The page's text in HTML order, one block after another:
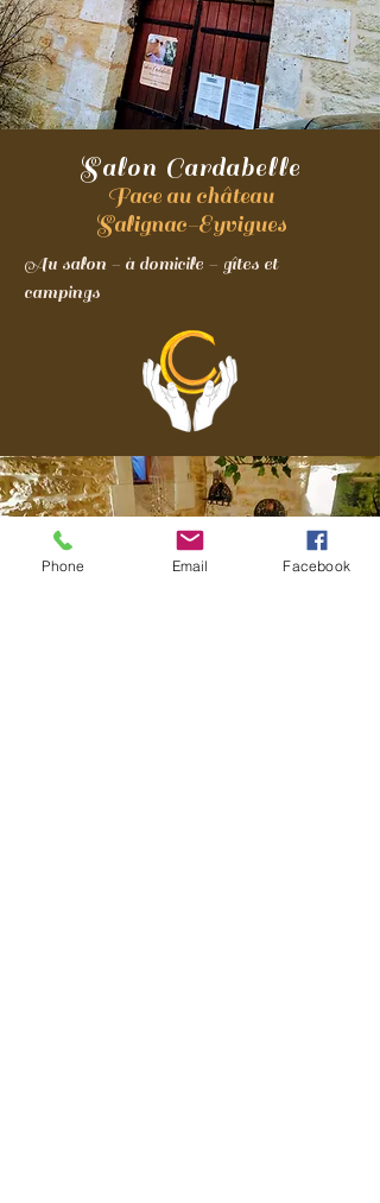
Salon Cardabelle
Face au château
Salignac-Eyvigues
Au salon - à domicile - gîtes et
campings
Phone Email Facebook